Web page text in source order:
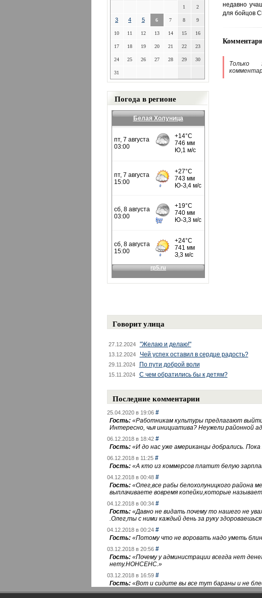
1 2
3 4 5 6 7 8 9
10 11 12 13 14 15 16
17 18 19 20 21 22 23
24 25 26 27 28 29 30
31
Погода в регионе
Белая Холуница
недавно
для бойцов
Только
Говорит улица
27.12.2024 "Желаю и делаю!"
13.12.2024 Чей успех оставил в сердце радость?
29.11.2024 По пути доброй воли
15.11.2024 С чем обратились бы к детям?
Последние комментарии
25.04.2020 в 19:06 #
Гость: «Работникам культуры предлагают
Интересно, чья инициатива? Неужели районной
06.12.2018 в 18:42 #
Гость: «И до нас уже американцы добрались. Пока
06.12.2018 в 11:25 #
Гость: «А кто из коммерсов платит белую
04.12.2018 в 00:48 #
Гость: «Олег,все рабы белохолуницкого района
выплачиваете вовремя копейки,которые
04.12.2018 в 00:34 #
Гость: «Давно не видать почему то нашего не
.Олег,ты с ними каждый день за руку
04.12.2018 в 00:24 #
Гость: «Потому что не воровать надо уметь
03.12.2018 в 20:56 #
Гость: «Почему у администрации всегда нет
нету.НОНСЕНС.»
03.12.2018 в 16:59 #
Гость: «Вот и сидите вы все тут бараны и не